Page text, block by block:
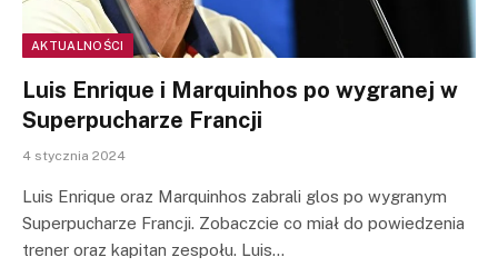
AKTUALNOŚCI
Luis Enrique i Marquinhos po wygranej w
Superpucharze Francji
4 stycznia 2024
Luis Enrique oraz Marquinhos zabrali glos po wygranym
Superpucharze Francji. Zobaczcie co miał do powiedzenia
trener oraz kapitan zespołu. Luis…